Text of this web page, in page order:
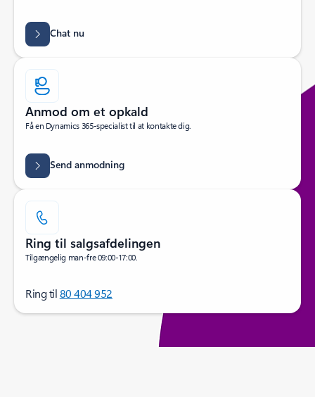
Chat nu
Anmod om et opkald
Få en Dynamics 365-specialist til at kontakte dig.
Send anmodning
Ring til salgsafdelingen
Tilgængelig man-fre 09:00-17:00.
Ring til80 404 952